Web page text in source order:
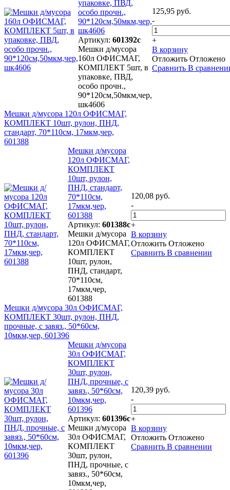
упаковке, ПВД,
особо прочн.,
90*120см,50мкм,чер,
шк4606
Артикул: 601392с
Мешки д/мусора
160л ОФИСМАГ,
КОМПЛЕКТ 5шт, в
упаковке, ПВД,
особо прочн.,
90*120см,50мкм,чер,
шк4606
125,95 руб.
-
+
В корзину
Отложить Отложено
Сравнить В
Мешки д/мусора 120л ОФИСМАГ,
КОМПЛЕКТ 10шт, рулон, ПНД,
стандарт, 70*110см, 17мкм,чер,
601388
Мешки д/мусора
120л ОФИСМАГ,
КОМПЛЕКТ
10шт, рулон,
ПНД, стандарт,
70*110см,
17мкм,чер,
601388
Артикул: 601388с
Мешки д/мусора
120л ОФИСМАГ,
КОМПЛЕКТ
10шт, рулон,
ПНД, стандарт,
70*110см,
17мкм,чер,
601388
120,08 руб.
-
+
В корзину
Отложить Отложено
Сравнить В сравнении
Мешки д/мусора 30л ОФИСМАГ,
КОМПЛЕКТ 30шт, рулон, ПНД,
прочные, с завяз., 50*60см,
10мкм,чер, 601396
Мешки д/мусора
30л ОФИСМАГ,
КОМПЛЕКТ
30шт, рулон,
ПНД, прочные, с
завяз., 50*60см,
10мкм,чер,
601396
Артикул: 601396с
Мешки д/мусора
30л ОФИСМАГ,
КОМПЛЕКТ
30шт, рулон,
ПНД, прочные, с
завяз., 50*60см,
10мкм,чер,
120,39 руб.
-
+
В корзину
Отложить Отложено
Сравнить В сравнении